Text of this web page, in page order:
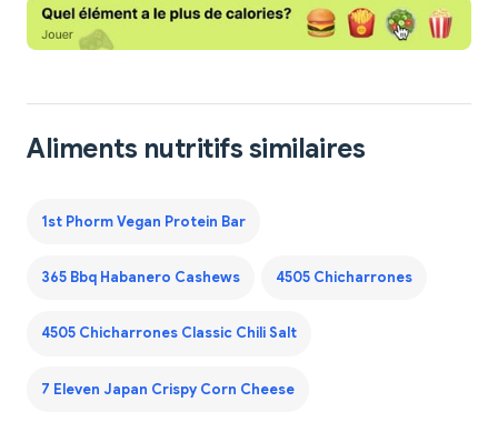
Aliments nutritifs similaires
1st Phorm Vegan Protein Bar
365 Bbq Habanero Cashews 4505 Chicharrones
4505 Chicharrones Classic Chili Salt
7 Eleven Japan Crispy Corn Cheese